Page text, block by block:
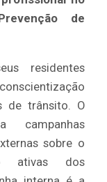
de
residentes
de trânsito. O
campanhas
sobre o
ativas dos